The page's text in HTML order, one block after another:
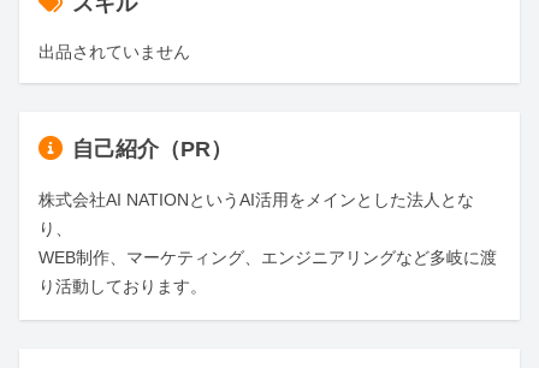
出品されていません
自己紹介（PR）
株式会社AI NATIONというAI活用をメインとした法人とな
り、
WEB制作、マーケティング、エンジニアリングなど多岐に渡
り活動しております。